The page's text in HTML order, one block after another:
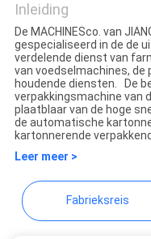
PRIVACY
POLICYJiangsu
Inleiding
De MACHINESco. van
gespecialiseerd in de de
verdelende dienst van
van voedselmachines, de
houdende diensten. De
verpakkingsmachine van
plaatblaar van de hoge
de automatische
kartonnerende
Leer meer >
Fabrieksreis